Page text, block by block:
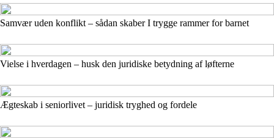
Samvær uden konflikt – sådan skaber I trygge rammer for barnet
Vielse i hverdagen – husk den juridiske betydning af løfterne
Ægteskab i seniorlivet – juridisk tryghed og fordele